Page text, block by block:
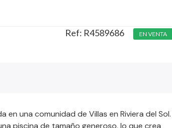
R4589686 EN VENTA
una comunidad de Villas en Riviera del Sol.
piscina de tamaño generoso, lo que crea